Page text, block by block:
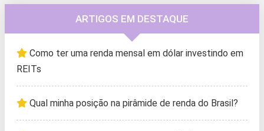
ARTIGOS EM DESTAQUE
Como ter uma renda mensal em dólar investindo em
REITs
Qual minha posição na pirâmide de renda do Brasil?